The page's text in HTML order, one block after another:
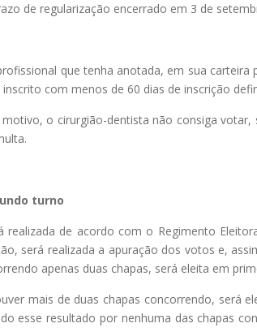
de regularização encerrado em 3 de
que tenha anotada, em sua carteira
com menos de 60 dias de inscrição
o cirurgião-dentista não consiga
turno
realizada de acordo com o Regimento
será realizada a apuração dos votos e,
apenas duas chapas, será eleita em
mais de duas chapas concorrendo, será
esse resultado por nenhuma das chapas